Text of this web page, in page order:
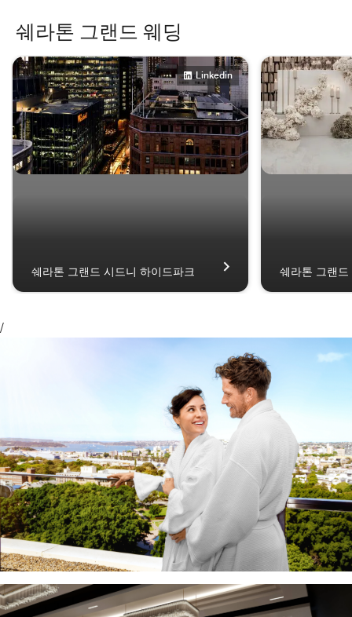
쉐라톤 그랜드 웨딩
skip 쉐라톤 그랜드 웨딩 carousel with 4 cards.
Linkedin
쉐라톤 그랜드 시드니 하이드파크 쉐라톤 그랜
/